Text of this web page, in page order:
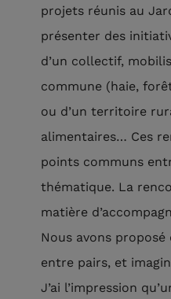
projets réunis au
présenter des
d’un collectif,
commune (haie,
ou d’un territoire
alimentaires… Ces
points communs
thématique. La
matière
Nous avons proposé
entre pairs, et
J’ai l’impression